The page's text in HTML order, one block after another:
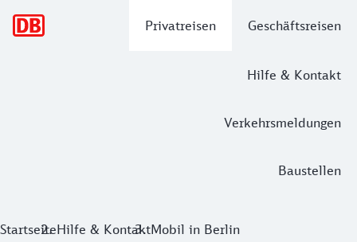
Privatreisen Geschäftsreisen
Hilfe & Kontakt
Verkehrsmeldungen
Baustellen
StartseiteHilfe & KontaktMobil in Berlin